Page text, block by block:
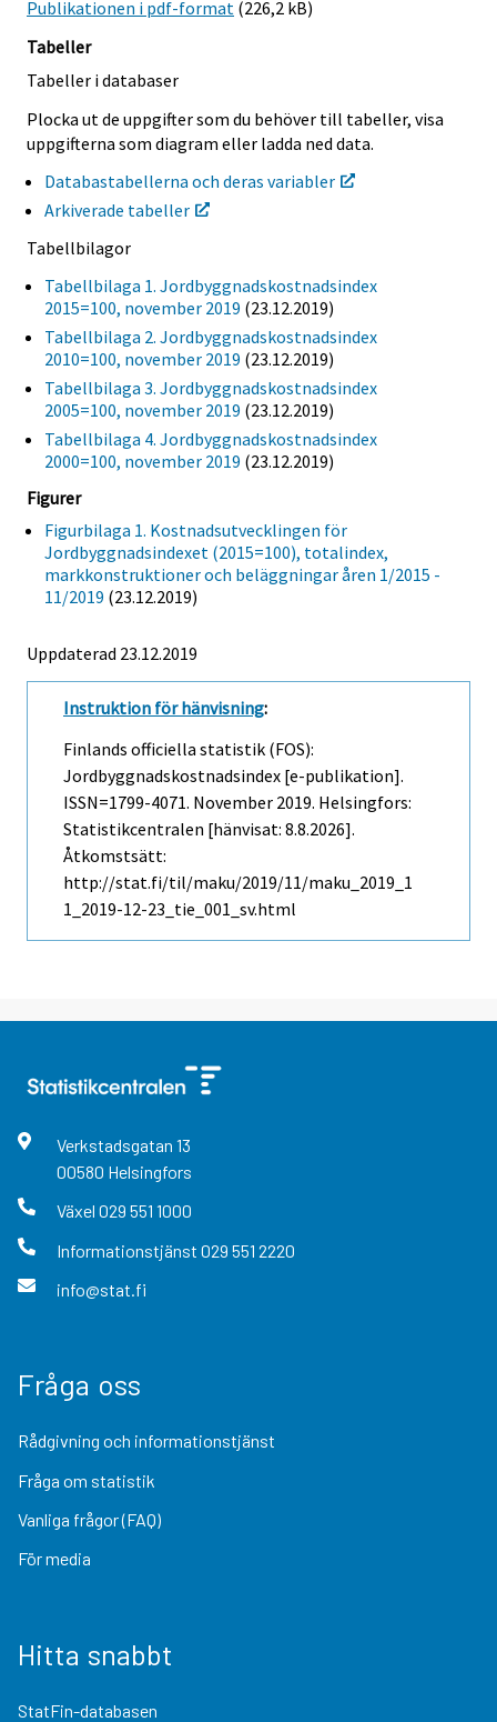
Publikationen i pdf-format (226,2 kB)
Tabeller
Tabeller i databaser
Plocka ut de uppgifter som du behöver till tabeller, visa
uppgifterna som diagram eller ladda ned data.
Databastabellerna och deras variabler
Arkiverade tabeller
Tabellbilagor
Tabellbilaga 1. Jordbyggnadskostnadsindex
2015=100, november 2019 (23.12.2019)
Tabellbilaga 2. Jordbyggnadskostnadsindex
2010=100, november 2019 (23.12.2019)
Tabellbilaga 3. Jordbyggnadskostnadsindex
2005=100, november 2019 (23.12.2019)
Tabellbilaga 4. Jordbyggnadskostnadsindex
2000=100, november 2019 (23.12.2019)
Figurer
Figurbilaga 1. Kostnadsutvecklingen för
Jordbyggnadsindexet (2015=100), totalindex,
markkonstruktioner och beläggningar åren 1/2015 -
11/2019 (23.12.2019)
Uppdaterad 23.12.2019
Instruktion för hänvisning:
Finlands officiella statistik (FOS):
Jordbyggnadskostnadsindex [e-publikation].
ISSN=1799-4071. November 2019. Helsingfors:
Statistikcentralen [hänvisat: 8.8.2026].
Åtkomstsätt:
http://stat.fi/til/maku/2019/11/maku_2019_1
1_2019-12-23_tie_001_sv.html
Verkstadsgatan 13
00580 Helsingfors
Växel 029 551 1000
Informationstjänst 029 551 2220
info@stat.fi
Fråga oss
Rådgivning och informationstjänst
Fråga om statistik
Vanliga frågor (FAQ)
För media
Hitta snabbt
StatFin-databasen